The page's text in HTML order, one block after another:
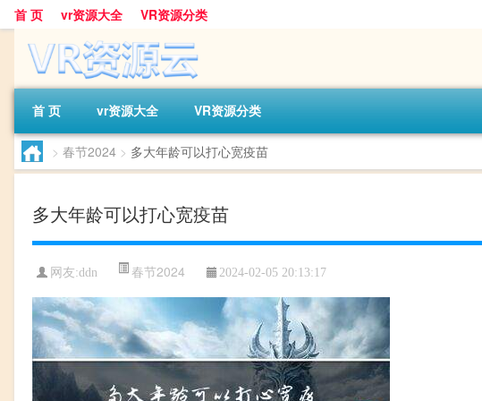
首 页 vr资源大全 VR资源分类
首 页 vr资源大全 VR资源分类
> 春节2024 > 多大年龄可以打心宽疫苗
多大年龄可以打心宽疫苗
网友:ddn 春节2024 2024-02-05 20:13:17